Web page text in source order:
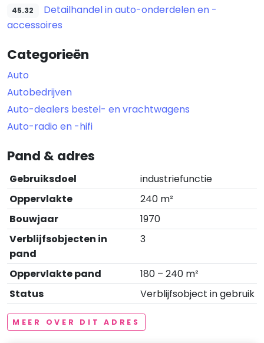
45.32
Detailhandel in auto-onderdelen en -
accessoires
Categorieën
Auto
Autobedrijven
Auto-dealers bestel- en vrachtwagens
Auto-radio en -hifi
Pand & adres
Gebruiksdoel
industriefunctie
Oppervlakte
240 m²
Bouwjaar
1970
Verblijfsobjecten in
pand
3
Oppervlakte pand
180 – 240 m²
Status
Verblijfsobject in gebruik
MEER OVER DIT ADRES